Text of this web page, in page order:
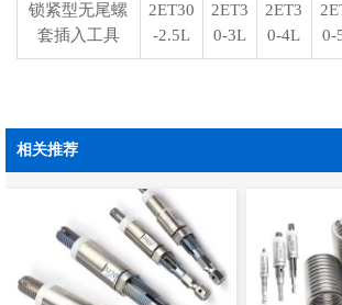
锁紧型无尾螺
套插入工具
2ET30
-2.5L
2ET3
0-3L
2ET3
0-4L
0-
相关推荐